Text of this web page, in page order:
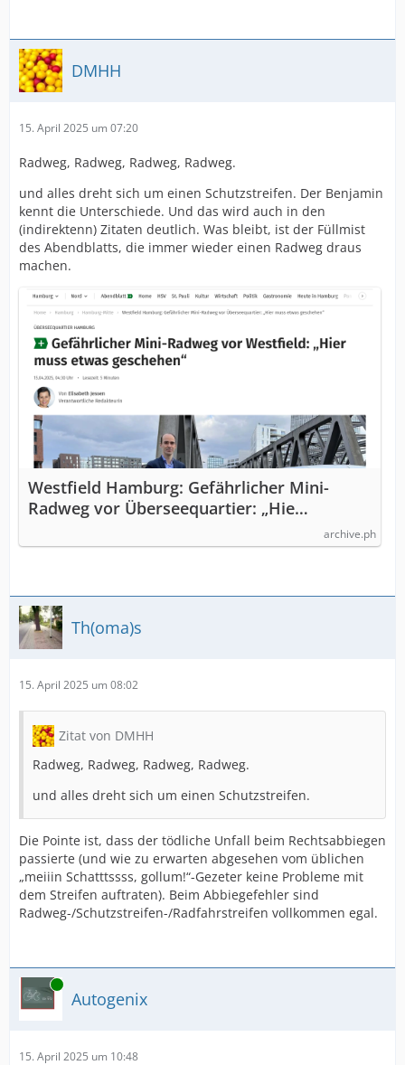
DMHH
15. April 2025 um 07:20
Radweg, Radweg, Radweg, Radweg.
und alles dreht sich um einen Schutzstreifen. Der Benjamin
kennt die Unterschiede. Und das wird auch in den
(indirektenn) Zitaten deutlich. Was bleibt, ist der Füllmist
des Abendblatts, die immer wieder einen Radweg draus
machen.
Westfield Hamburg: Gefährlicher Mini-
Radweg vor Überseequartier: „Hie…
archive.ph
Th(oma)s
15. April 2025 um 08:02
Zitat von DMHH
Radweg, Radweg, Radweg, Radweg.
und alles dreht sich um einen Schutzstreifen.
Die Pointe ist, dass der tödliche Unfall beim Rechtsabbiegen
passierte (und wie zu erwarten abgesehen vom üblichen
„meiiin Schatttssss, gollum!“-Gezeter keine Probleme mit
dem Streifen auftraten). Beim Abbiegefehler sind
Radweg-/Schutzstreifen-/Radfahrstreifen vollkommen egal.
Online
Autogenix
15. April 2025 um 10:48